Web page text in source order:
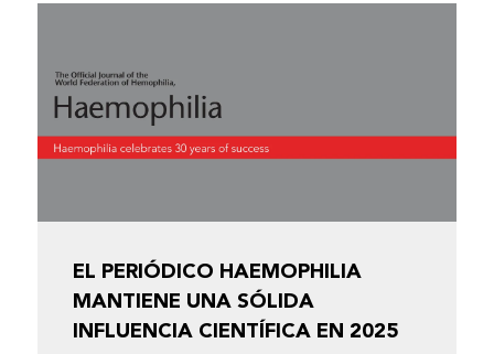
EL PERIÓDICO HAEMOPHILIA
MANTIENE UNA SÓLIDA
INFLUENCIA CIENTÍFICA EN 2025